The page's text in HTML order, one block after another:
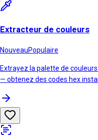
Extracteur de couleurs
NouveauPopulaire
Extrayez la palette de
— obtenez des codes hex